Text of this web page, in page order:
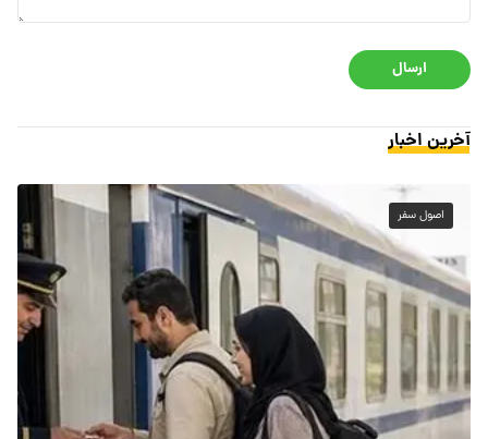
ارسال
آخرین اخبار
اصول سفر